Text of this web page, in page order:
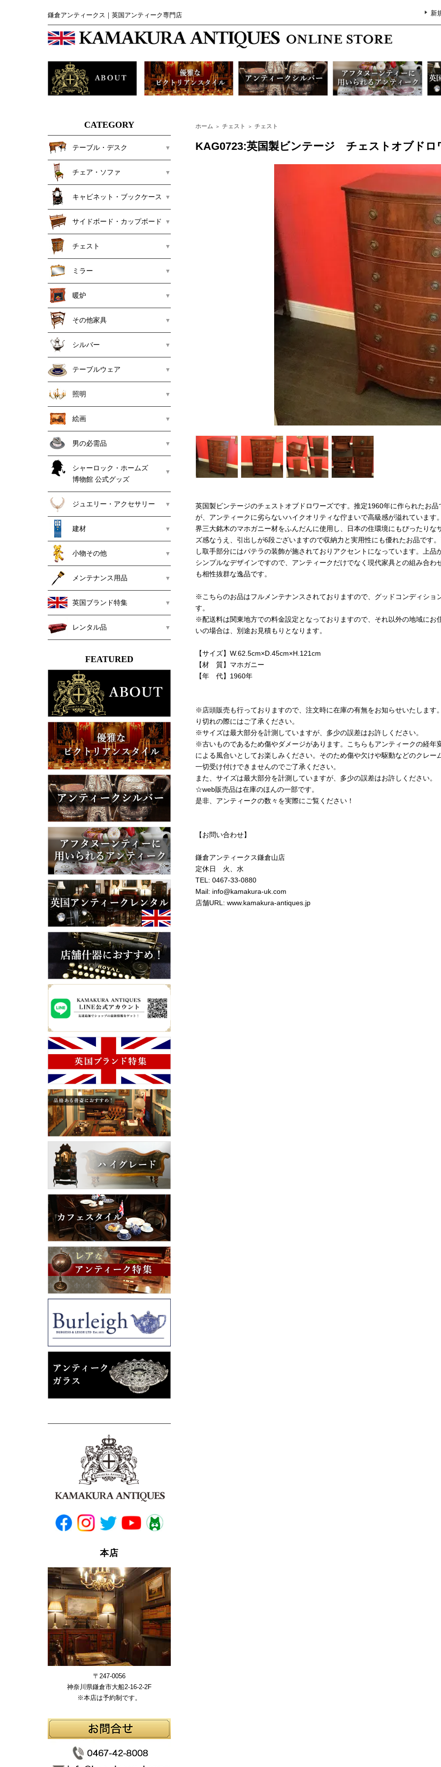
鎌倉アンティークス｜英国アンティーク専門店 新
CATEGORY
テーブル・デスク
チェア・ソファ
キャビネット・ブックケース
サイドボード・カップボード
チェスト
ミラー
暖炉
その他家具
シルバー
テーブルウェア
照明
絵画
男の必需品
シャーロック・ホームズ
博物館 公式グッズ
ジュエリー・アクセサリー
建材
小物その他
メンテナンス用品
英国ブランド特集
レンタル品
FEATURED
本店
〒247-0056
神奈川県鎌倉市大船2-16-2-2F
※本店は予約制です。
ホーム ＞ チェスト ＞ チェスト
KAG0723:英国製ビンテージ チェストオブドロ
英国製ビンテージのチェストオブドロワーズです。推定1960年に作られたお品
が、アンティークに劣らないハイクオリティな佇まいで高級感が溢れています
界三大銘木のマホガニー材をふんだんに使用し、日本の住環境にもぴったりな
ズ感なうえ、引出しが6段ございますので収納力と実用性にも優れたお品です
し取手部分にはパテラの装飾が施されておりアクセントになっています。上品
シンプルなデザインですので、アンティークだけでなく現代家具との組み合わ
も相性抜群な逸品です。
※こちらのお品はフルメンテナンスされておりますので、グッドコンディショ
す。
※配送料は関東地方での料金設定となっておりますので、それ以外の地域にお
いの場合は、別途お見積もりとなります。
【サイズ】W.62.5cm×D.45cm×H.121cm
【材 質】マホガニー
【年 代】1960年
※店頭販売も行っておりますので、注文時に在庫の有無をお知らせいたします
り切れの際にはご了承ください。
※サイズは最大部分を計測していますが、多少の誤差はお許しください。
※古いものであるため傷やダメージがあります。こちらもアンティークの経年
による風合いとしてお楽しみください。そのため傷や欠けや駆動などのクレー
一切受け付けできませんのでご了承ください。
また、サイズは最大部分を計測していますが、多少の誤差はお許しください。
☆web販売品は在庫のほんの一部です。
是非、アンティークの数々を実際にご覧ください！
【お問い合わせ】
鎌倉アンティークス鎌倉山店
定休日 火、水
TEL: 0467-33-0880
Mail: info@kamakura-uk.com
店舗URL: www.kamakura-antiques.jp